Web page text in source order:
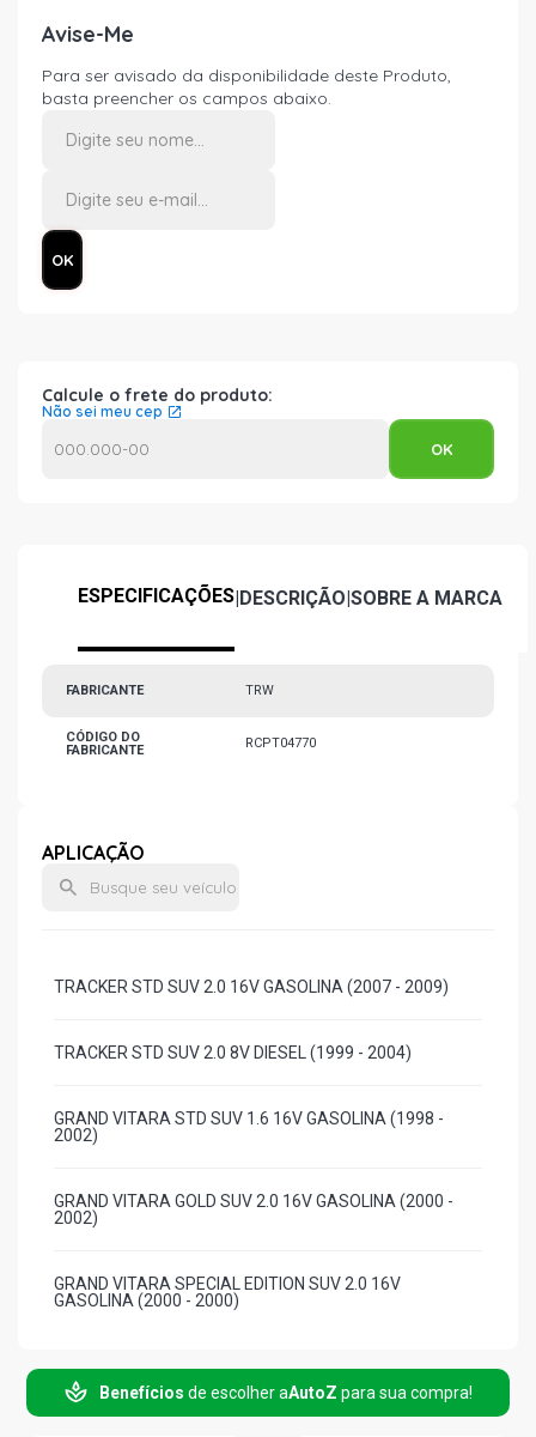
Avise-Me
Para ser avisado da disponibilidade deste Produto,
basta preencher os campos abaixo.
Calcule o frete do produto:
Não sei meu cep
ESPECIFICAÇÕES|DESCRIÇÃO|SOBRE A MARCA
FABRICANTE TRW
CÓDIGO DO
FABRICANTE
RCPT04770
APLICAÇÃO
TRACKER STD SUV 2.0 16V GASOLINA (2007 - 2009)
TRACKER STD SUV 2.0 8V DIESEL (1999 - 2004)
GRAND VITARA STD SUV 1.6 16V GASOLINA (1998 -
2002)
GRAND VITARA GOLD SUV 2.0 16V GASOLINA (2000 -
2002)
GRAND VITARA SPECIAL EDITION SUV 2.0 16V
GASOLINA (2000 - 2000)
GRAND VITARA SPORT SUV 2.0 16V GASOLINA (1999 -
2002)
Benefícios de escolher aAutoZ para sua compra!